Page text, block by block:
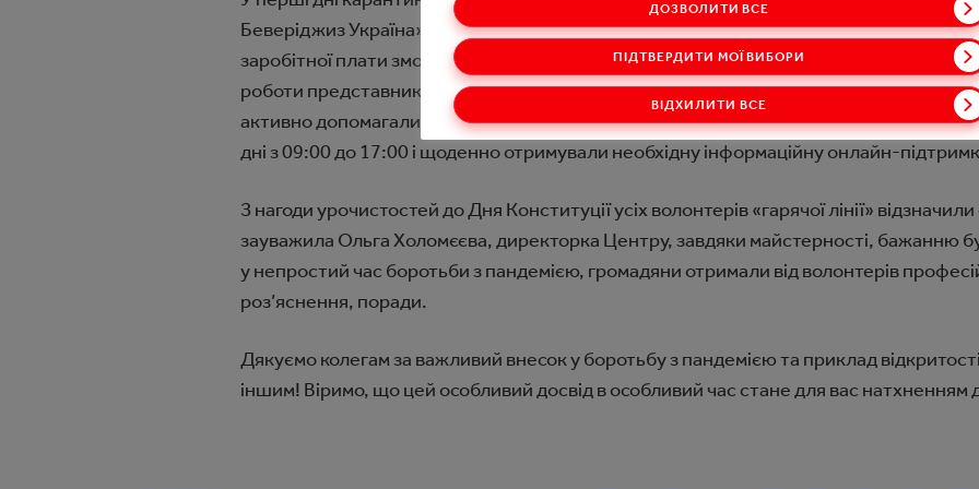
Беверіджиз Україна» запропонувала свою допомогу. Працівники компанії у
заробітної плати змогли стати волонтерами урядової «гарячої лінії» і
роботи представники контактного центру провели тижневий навчальний інтенсив
активно допомагали й підтримували їх. Волонтери компанії працювали дистанційно
дні з 09:00 до 17:00 і щоденно отримували необхідну інформаційну онлайн-
З нагоди урочистостей до Дня Конституції усіх волонтерів «гарячої лінії»
зауважила Ольга Холомєєва, директорка Центру, завдяки майстерності, бажанню
у непростий час боротьби з пандемією, громадяни отримали від волонтерів
роз’яснення, поради.
Дякуємо колегам за важливий внесок у боротьбу з пандемією та приклад
іншим! Віримо, що цей особливий досвід в особливий час стане для вас натхненням
ВІДХИЛИТИ ВСЕ
ПІДТВЕРДИТИ МОЇ ВИБОРИ
ДОЗВОЛИТИ ВСЕ